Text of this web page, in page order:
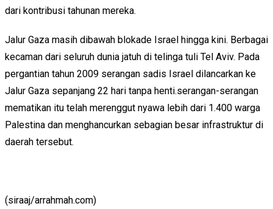
dari kontribusi tahunan mereka.
Jalur Gaza masih dibawah blokade Israel hingga kini. Berbagai
kecaman dari seluruh dunia jatuh di telinga tuli Tel Aviv. Pada
pergantian tahun 2009 serangan sadis Israel dilancarkan ke
Jalur Gaza sepanjang 22 hari tanpa henti.serangan-serangan
mematikan itu telah merenggut nyawa lebih dari 1.400 warga
Palestina dan menghancurkan sebagian besar infrastruktur di
daerah tersebut.
(siraaj/arrahmah.com)